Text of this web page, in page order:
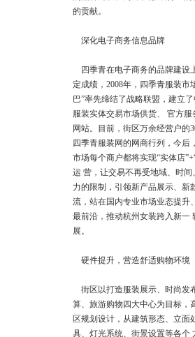
的贡献。
深化电子商务信息品牌
四季青在电子商务的品牌建设
定成绩，2008年，四季青服装市
巴”率先缔结了战略联盟，建立
服装实体交易市场供货、 官方服
网站。目前，街区万余经营户的
四季青服装网的网商行列，今后
市场每个商户都将实现“实体店
运 营，让交易不再受地域、时间
力的限制，引领新产品展示、新
流，站在国内专业市场业态提升
最前沿，推动杭州女装跨入新一
展。
硬件提升，营造舒适购物环境
街区以打造服装展示、时尚发
算、旅游购物四大中心为目标，
区规划设计，从建筑形态、立面
具、灯光系统、街景设置等各个